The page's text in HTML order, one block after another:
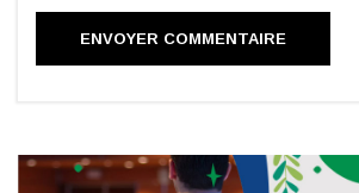
ENVOYER COMMENTAIRE